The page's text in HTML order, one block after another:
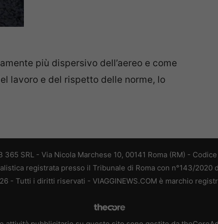
più dispersivo dell’aereo e come
lavoro e del rispetto delle norme, lo
SRL - Via Nicola Marchese 10, 00141 Roma (RM) -
registrata presso il Tribunale di Roma con n°143/2020
- Tutti i diritti riservati - VIAGGINEWS.COM è marchio